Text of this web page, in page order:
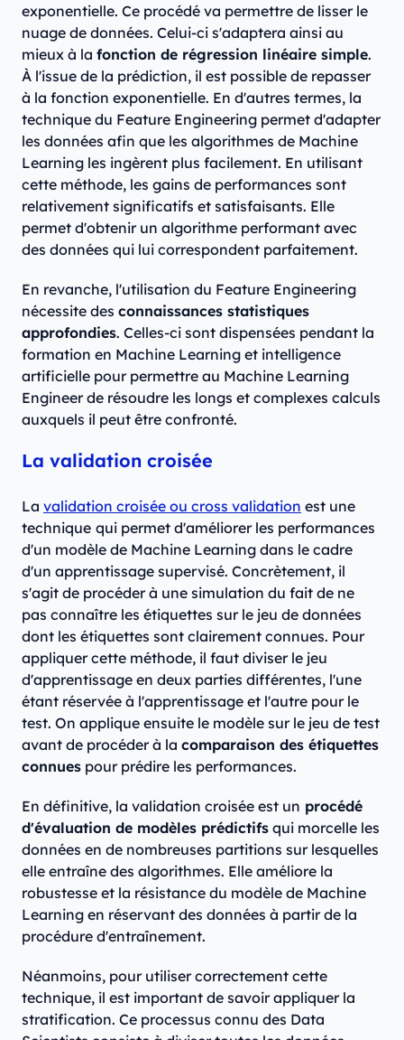
exponentielle. Ce procédé va permettre de lisser le
nuage de données. Celui-ci s'adaptera ainsi au
mieux à la fonction de régression linéaire simple.
À l'issue de la prédiction, il est possible de repasser
à la fonction exponentielle. En d'autres termes, la
technique du Feature Engineering permet d'adapter
les données afin que les algorithmes de Machine
Learning les ingèrent plus facilement. En utilisant
cette méthode, les gains de performances sont
relativement significatifs et satisfaisants. Elle
permet d'obtenir un algorithme performant avec
des données qui lui correspondent parfaitement.
En revanche, l'utilisation du Feature Engineering
nécessite des connaissances statistiques
approfondies. Celles-ci sont dispensées pendant la
formation en Machine Learning et intelligence
artificielle pour permettre au Machine Learning
Engineer de résoudre les longs et complexes calculs
auxquels il peut être confronté.
La validation croisée
La validation croisée ou cross validation est une
technique qui permet d'améliorer les performances
d'un modèle de Machine Learning dans le cadre
d'un apprentissage supervisé. Concrètement, il
s'agit de procéder à une simulation du fait de ne
pas connaître les étiquettes sur le jeu de données
dont les étiquettes sont clairement connues. Pour
appliquer cette méthode, il faut diviser le jeu
d'apprentissage en deux parties différentes, l'une
étant réservée à l'apprentissage et l'autre pour le
test. On applique ensuite le modèle sur le jeu de test
avant de procéder à la comparaison des étiquettes
connues pour prédire les performances.
En définitive, la validation croisée est un procédé
d'évaluation de modèles prédictifs qui morcelle les
données en de nombreuses partitions sur lesquelles
elle entraîne des algorithmes. Elle améliore la
robustesse et la résistance du modèle de Machine
Learning en réservant des données à partir de la
procédure d'entraînement.
Néanmoins, pour utiliser correctement cette
technique, il est important de savoir appliquer la
stratification. Ce processus connu des Data